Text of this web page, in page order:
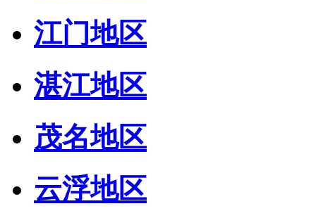
江门地区
湛江地区
茂名地区
云浮地区